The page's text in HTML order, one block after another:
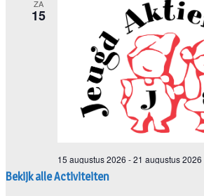
Bekijk alle Activiteiten